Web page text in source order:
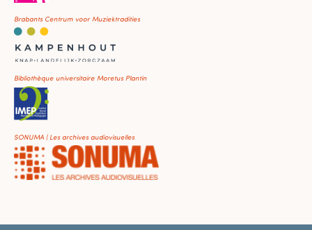
Brabants Centrum voor Muziektradities
Bibliothèque universitaire Moretus Plantin
SONUMA | Les archives audiovisuelles